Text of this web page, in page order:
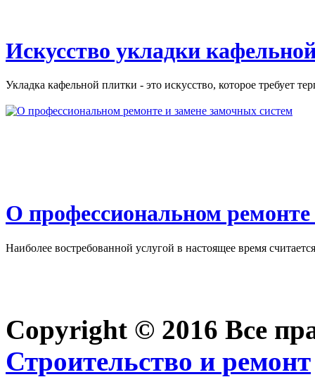
Искусство укладки
Укладка кафельной плитки - это искусство, которое требует
О профессиональном
Наиболее востребованной услугой в настоящее время
Copyright © 2016 Все
Строительство и ремонт